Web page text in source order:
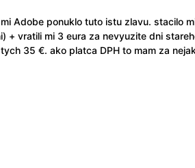
mi Adobe ponuklo tuto istu zlavu. stacilo
+ vratili mi 3 eura za nevyuzite dni
35 €. ako platca DPH to mam za